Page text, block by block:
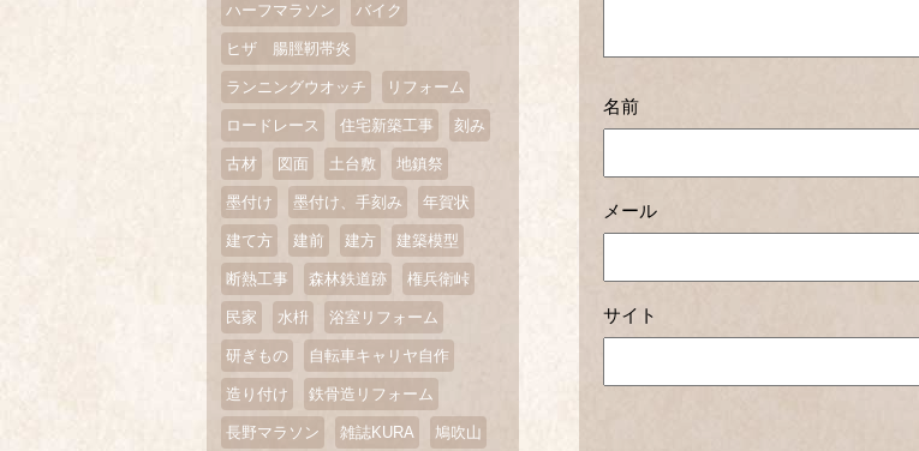
名前
メール
サイト
ハーフマラソン バイク
ヒザ 腸脛靭帯炎
ランニングウオッチ リフォーム
ロードレース 住宅新築工事 刻み
古材 図面 土台敷 地鎮祭
墨付け 墨付け、手刻み 年賀状
建て方 建前 建方 建築模型
断熱工事 森林鉄道跡 権兵衛峠
民家 水枡 浴室リフォーム
研ぎもの 自転車キャリヤ自作
造り付け 鉄骨造リフォーム
長野マラソン 雑誌KURA 鳩吹山